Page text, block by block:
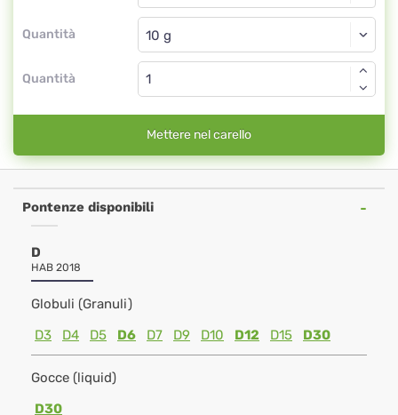
Quantità
Globuli
Quantità
Mettere nel carello
Pontenze disponibili
D
HAB 2018
Globuli (Granuli)
D3
D4 D5 D6 D7 D9 D10 D12 D15 D30
Gocce (liquid)
D30